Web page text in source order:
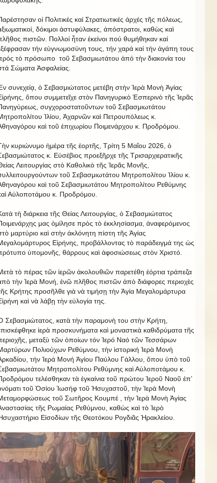
οἱ Πολιτικές καί Στρατιωτικές ἀρχές τῆς πόλεως,
δόκιμοι ἀστυφύλακες, ἀπόστρατοι, καθὼς καὶ
πιστῶν. Πολλοί ἦταν ἐκείνοι πού θυμήθηκαν καί
τήν εὐγνωμοσύνη τους, τήν χαρά καί τήν ἀγάπη τους
τό πρόσωπο τοῦ Σεβασμιωτάτου ἀπό τὴν διακονία του
Σώματα Ἀσφαλείας.
συνεχείᾳ, ὁ Σεβασμιώτατος μετέβη στὴν Ἱερὰ Μονὴ Ἁγίας
ὅπου συμμετεῖχε στὸν Πανηγυρικὸ Ἑσπερινὸ τῆς Ἱερᾶς
συγχοροστατοῦντων τοῦ Σεβασμιωτάτου
Ἰλίου, Ἀχαρνῶν καὶ Πετρουπόλεως κ.
καὶ τοῦ ἐπιχωρίου Ποιμενάρχου κ. Προδρόμου.
κυριώνυμο ἡμέρα τῆς ἑορτῆς, Τρίτη 5 Μαΐου 2026, ὁ
κ. Εὐσέβιος προεξῆρχε τῆς Τρισαρχιερατικῆς
Λειτουργίας στὸ Καθολικὸ τῆς Ἱερᾶς Μονῆς,
τοῦ Σεβασμιωτάτου Μητροπολίτου Ἰλίου κ.
καὶ τοῦ Σεβασμιωτάτου Μητροπολίτου Ρεθύμνης
Αὐλοποτάμου κ. Προδρόμου.
τὴ διάρκεια τῆς Θείας Λειτουργίας, ὁ Σεβασμιώτατος
μας ὁμίλησε πρὸς τὸ ἐκκλησίασμα, ἀναφερόμενος
μαρτύριο καὶ στὴν ἀκλόνητη πίστη τῆς Ἁγίας
Εἰρήνης, προβάλλοντας τὸ παράδειγμά της ὡς
ὑπομονῆς, θάρρους καὶ ἀφοσιώσεως στὸν Χριστό.
τὸ πέρας τῶν ἱερῶν ἀκολουθιῶν παρετέθη ἑόρτια τράπεζα
τὴν Ἱερὰ Μονή, ἐνῶ πλῆθος πιστῶν ἀπὸ διάφορες περιοχὲς
Κρήτης προσῆλθε γιὰ νὰ τιμήσῃ τὴν Ἁγία Μεγαλομάρτυρα
καὶ νὰ λάβῃ τὴν εὐλογία της.
Σεβασμιώτατος, κατὰ τὴν παραμονὴ του στὴν Κρήτη,
ἱερὰ προσκυνήματα καὶ μοναστικὰ καθιδρύματα τῆς
μεταξὺ τῶν ὁποίων τόν Ἱερό Ναό τῶν Τεσσάρων
Πολιούχων Ρεθύμνου, τὴν ἱστορική Ἱερὰ Μονὴ
τήν Ἱερά Μονή Ἁγίου Παύλου Γάλλου, ὅπου ὑπὸ τοῦ
Μητροπολίτου Ρεθύμνης καὶ Αὐλοποτάμου κ.
τελέσθηκαν τὰ ἐγκαίνια τοῦ πρώτου Ἱεροῦ Ναοῦ ἐπ’
τοῦ Ὁσίου Ἰωσήφ τοῦ Ἡσυχαστοῦ, τὴν Ἱερὰ Μονὴ
τοῦ Σωτῆρος Κουμπέ , τὴν Ἱερὰ Μονὴ Ἁγίας
τῆς Ρωμαίας Ρεθύμνου, καθὼς καὶ τὸ Ἱερὸ
Εἰσοδίων τῆς Θεοτόκου Ρογδιᾶς Ἡρακλείου.